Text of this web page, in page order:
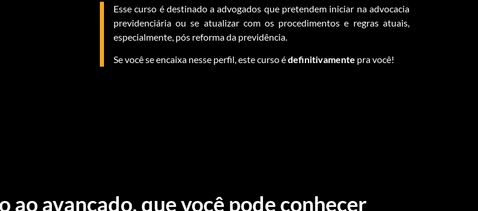
Esse curso é destinado a advogados que pretendem iniciar na advocacia
previdenciária ou se atualizar com os procedimentos e regras atuais,
especialmente, pós reforma da previdência.
Se você se encaixa nesse perfil, este curso édefinitivamente pra você!
ao avançado, que você pode conhecer